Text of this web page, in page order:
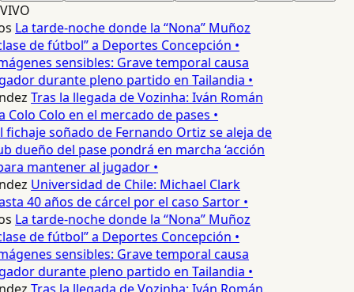
VIVO
La tarde-noche donde la “Nona” Muñoz
de fútbol” a Deportes Concepción •
sensibles: Grave temporal causa
durante pleno partido en Tailandia •
Tras la llegada de Vozinha: Iván Román
Colo en el mercado de pases •
fichaje soñado de Fernando Ortiz se aleja de
dueño del pase pondrá en marcha ‘acción
mantener al jugador •
Universidad de Chile: Michael Clark
40 años de cárcel por el caso Sartor •
La tarde-noche donde la “Nona” Muñoz
de fútbol” a Deportes Concepción •
sensibles: Grave temporal causa
durante pleno partido en Tailandia •
Tras la llegada de Vozinha: Iván Román